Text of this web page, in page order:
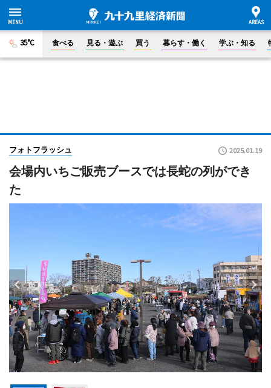
35°C 食べる 見る・遊ぶ 買う 暮らす・働く 学ぶ・知る
フォトフラッシュ 2025.01.19
会場内いちご販売ブースでは長蛇の列ができ
た